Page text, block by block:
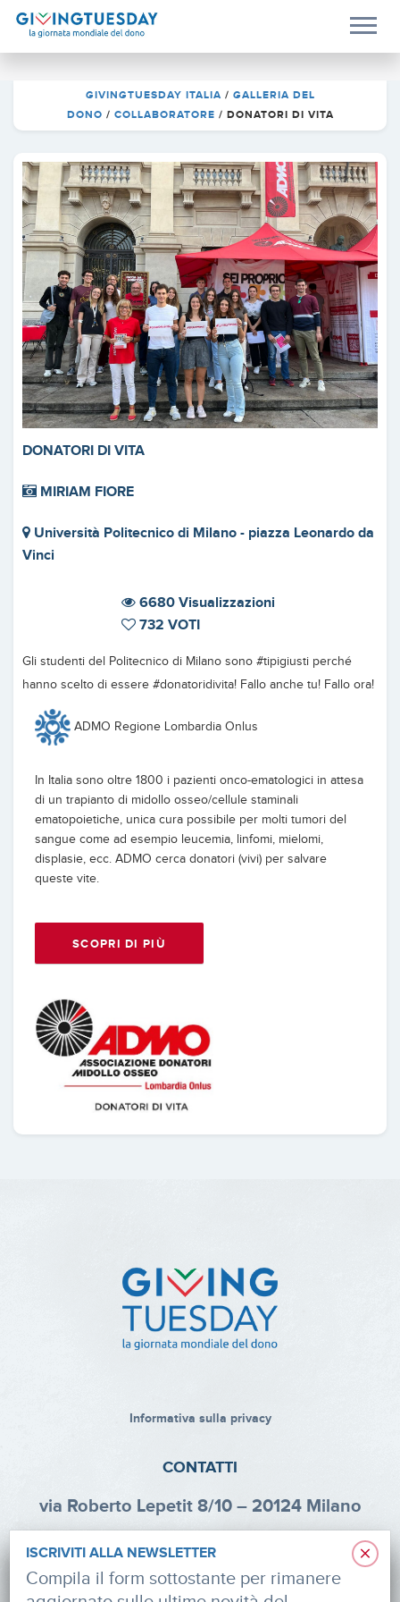
GIVINGTUESDAY ITALIA / GALLERIA DEL
DONO / COLLABORATORE / DONATORI DI VITA
DONATORI DI VITA
MIRIAM FIORE
Università Politecnico di Milano - piazza Leonardo da
Vinci
6680 Visualizzazioni
732 VOTI
Gli studenti del Politecnico di Milano sono #tipigiusti perché
hanno scelto di essere #donatoridivita! Fallo anche tu! Fallo ora!
ADMO Regione Lombardia Onlus
In Italia sono oltre 1800 i pazienti onco-ematologici in attesa
di un trapianto di midollo osseo/cellule staminali
ematopoietiche, unica cura possibile per molti tumori del
sangue come ad esempio leucemia, linfomi, mielomi,
displasie, ecc. ADMO cerca donatori (vivi) per salvare
queste vite.
SCOPRI DI PIÙ
Informativa sulla privacy
CONTATTI
via Roberto Lepetit 8/10 – 20124 Milano
Tel: +39 02 47924880
×
ISCRIVITI ALLA NEWSLETTER
Compila il form sottostante per rimanere